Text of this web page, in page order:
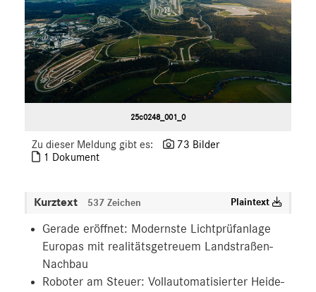
25c0248_001_0
Zu dieser Meldung gibt es:
73 Bilder
1 Dokument
Kurztext 537 Zeichen Plaintext
Gerade eröffnet: Modernste Lichtprüfanlage
Europas mit realitätsgetreuem Landstraßen-
Nachbau
Roboter am Steuer: Vollautomatisierter Heide-